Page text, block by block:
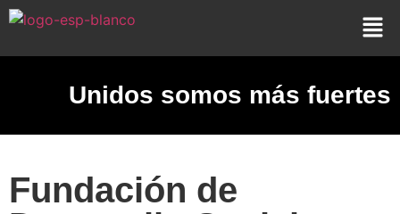
Unidos somos más fuertes
Fundación de